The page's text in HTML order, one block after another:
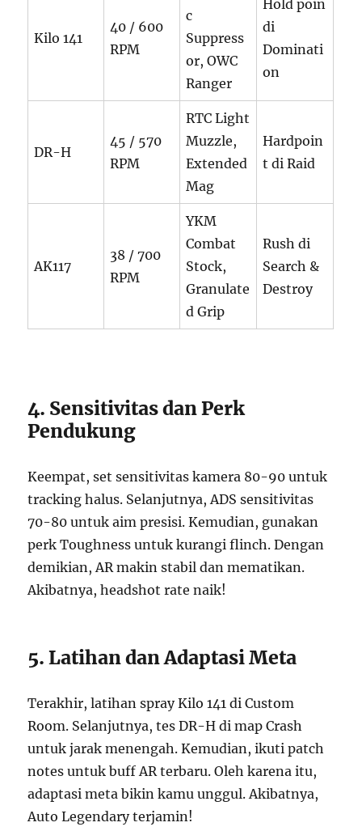
Kilo 141
40 / 600
RPM
c
Suppress
or, OWC
Ranger
Hold poin
di
Dominati
on
DR-H
45 / 570
RPM
RTC Light
Muzzle,
Extended
Mag
Hardpoin
t di Raid
AK117
38 / 700
RPM
YKM
Combat
Stock,
Granulate
d Grip
Rush di
Search &
Destroy
4. Sensitivitas dan Perk
Pendukung
Keempat, set sensitivitas kamera 80-90 untuk
tracking halus. Selanjutnya, ADS sensitivitas
70-80 untuk aim presisi. Kemudian, gunakan
perk Toughness untuk kurangi flinch. Dengan
demikian, AR makin stabil dan mematikan.
Akibatnya, headshot rate naik!
5. Latihan dan Adaptasi Meta
Terakhir, latihan spray Kilo 141 di Custom
Room. Selanjutnya, tes DR-H di map Crash
untuk jarak menengah. Kemudian, ikuti patch
notes untuk buff AR terbaru. Oleh karena itu,
adaptasi meta bikin kamu unggul. Akibatnya,
Auto Legendary terjamin!